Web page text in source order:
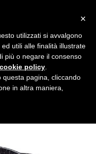
Cerca
×
utilizzati si avvalgono
utili alle finalità illustrate
più o negare il consenso
cookie policy
pagina, cliccando
in altra maniera,